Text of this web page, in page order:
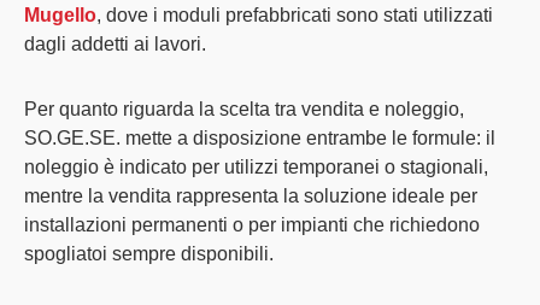
Mugello, dove i moduli prefabbricati sono stati utilizzati
dagli addetti ai lavori.
Per quanto riguarda la scelta tra vendita e noleggio,
SO.GE.SE. mette a disposizione entrambe le formule: il
noleggio è indicato per utilizzi temporanei o stagionali,
mentre la vendita rappresenta la soluzione ideale per
installazioni permanenti o per impianti che richiedono
spogliatoi sempre disponibili.